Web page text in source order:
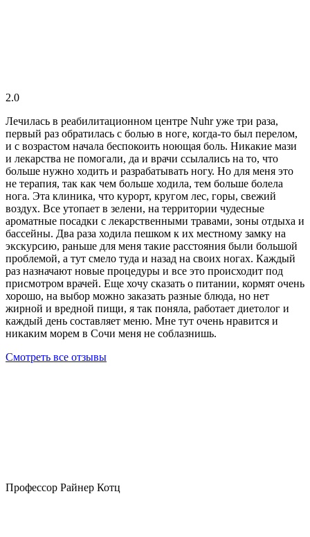
2.0
Лечилась в реабилитационном центре Nuhr уже три раза,
первый раз обратилась с болью в ноге, когда-то был перелом,
и с возрастом начала беспокоить ноющая боль. Никакие мази
и лекарства не помогали, да и врачи ссылались на то, что
больше нужно ходить и разрабатывать ногу. Но для меня это
не терапия, так как чем больше ходила, тем больше болела
нога. Эта клиника, что курорт, кругом лес, горы, свежий
воздух. Все утопает в зелени, на территории чудесные
ароматные посадки с лекарственными травами, зоны отдыха и
бассейны. Два раза ходила пешком к их местному замку на
экскурсию, раньше для меня такие расстояния были большой
проблемой, а тут смело туда и назад на своих ногах. Каждый
раз назначают новые процедуры и все это происходит под
присмотром врачей. Еще хочу сказать о питании, кормят очень
хорошо, на выбор можно заказать разные блюда, но нет
жирной и вредной пищи, я так поняла, работает диетолог и
каждый день составляет меню. Мне тут очень нравится и
никаким морем в Сочи меня не соблазнишь.
Смотреть все отзывы
Профессор Райнер Котц